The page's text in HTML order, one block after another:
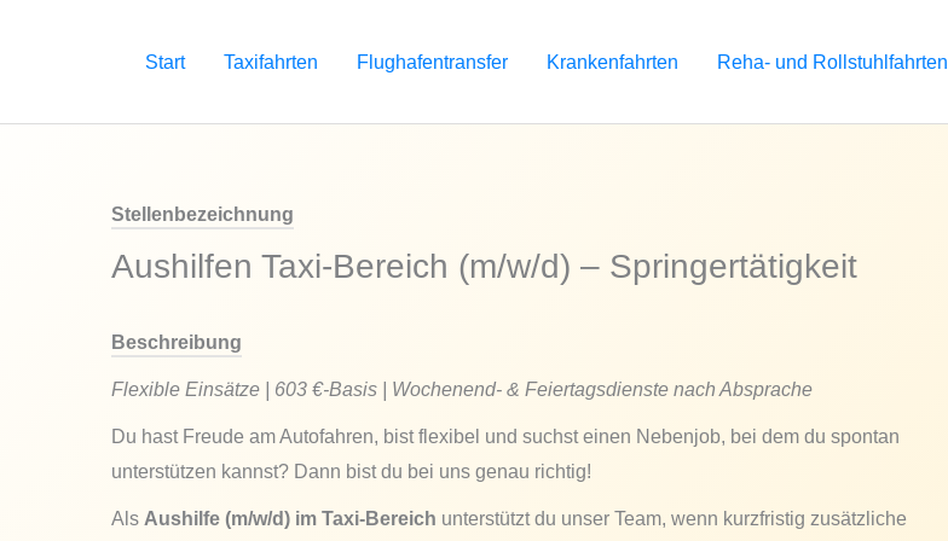
Start Taxifahrten Flughafentransfer Krankenfahrten Reha- und Rollstuhlfahrten
Stellenbezeichnung
Aushilfen Taxi-Bereich (m/w/d) – Springertätigkeit
Beschreibung
Flexible Einsätze | 603 €-Basis | Wochenend- & Feiertagsdienste nach Absprache
Du hast Freude am Autofahren, bist flexibel und suchst einen Nebenjob, bei dem du spontan
unterstützen kannst? Dann bist du bei uns genau richtig!
Als Aushilfe (m/w/d) im Taxi-Bereich unterstützt du unser Team, wenn kurzfristig zusätzliche